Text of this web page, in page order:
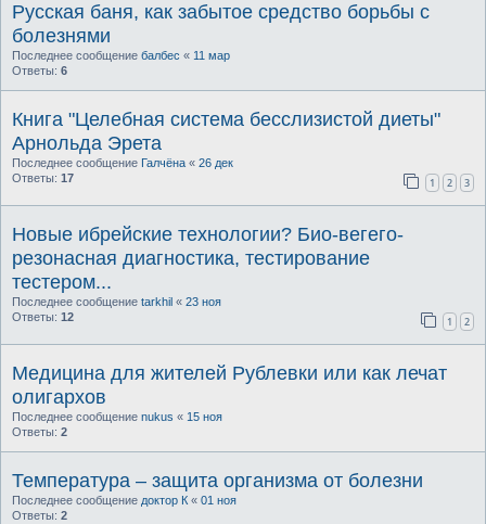
Русская баня, как забытое средство борьбы с
болезнями
Последнее сообщение балбес « 11 мар
Ответы: 6
Книга "Целебная система бесслизистой диеты"
Арнольда Эрета
Последнее сообщение Галчёна « 26 дек
Ответы: 17 1 2 3
Новые ибрейские технологии? Био-вегего-
резонасная диагностика, тестирование
тестером...
Последнее сообщение tarkhil « 23 ноя
Ответы: 12 1 2
Медицина для жителей Рублевки или как лечат
олигархов
Последнее сообщение nukus « 15 ноя
Ответы: 2
Температура – защита организма от болезни
Последнее сообщение доктор К « 01 ноя
Ответы: 2